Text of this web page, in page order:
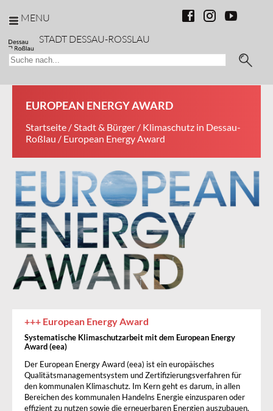
MENU
STADT DESSAU-ROSSLAU
EUROPEAN ENERGY AWARD
Startseite /Stadt & Bürger / Klimaschutz in Dessau-
Roßlau / European Energy Award
+++ European Energy Award
Systematische Klimaschutzarbeit mit dem European Energy
Award (eea)
Der European Energy Award (eea) ist ein europäisches
Qualitätsmanagementsystem und Zertifizierungsverfahren für
den kommunalen Klimaschutz. Im Kern geht es darum, in allen
Bereichen des kommunalen Handelns Energie einzusparen oder
effizient zu nutzen sowie die erneuerbaren Energien auszubauen.